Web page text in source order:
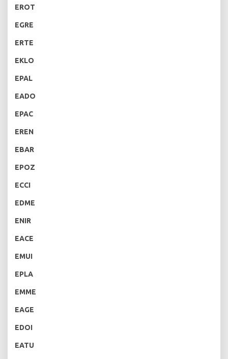
EROT
EGRE
ERTE
EKLO
EPAL
EADO
EPAC
EREN
EBAR
EPOZ
ECCI
EDME
ENIR
EACE
EMUI
EPLA
EMME
EAGE
EDOI
EATU